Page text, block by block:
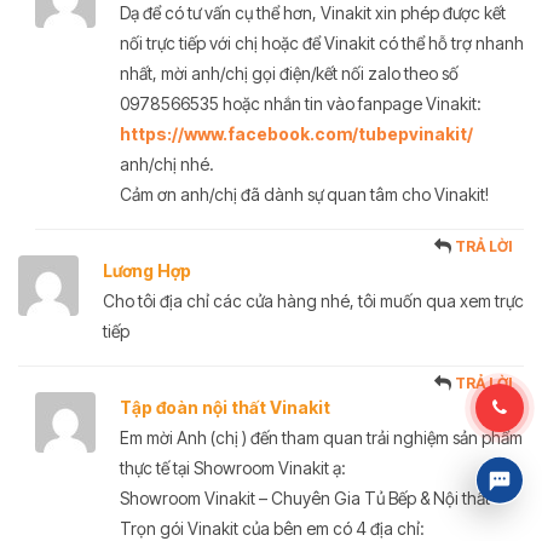
Dạ để có tư vấn cụ thể hơn, Vinakit xin phép được kết
nối trực tiếp với chị hoặc để Vinakit có thể hỗ trợ nhanh
nhất, mời anh/chị gọi điện/kết nối zalo theo số
0978566535 hoặc nhắn tin vào fanpage Vinakit:
https://www.facebook.com/tubepvinakit/
anh/chị nhé.
Cảm ơn anh/chị đã dành sự quan tâm cho Vinakit!
Lương Hợp
TRẢ LỜI
Cho tôi địa chỉ các cửa hàng nhé, tôi muốn qua xem trực
tiếp
Tập đoàn nội thất Vinakit
TRẢ LỜI
Em mời Anh (chị ) đến tham quan trải nghiệm sản phẩm
thực tế tại Showroom Vinakit ạ:
Showroom Vinakit – Chuyên Gia Tủ Bếp & Nội thất
Trọn gói Vinakit của bên em có 4 địa chỉ: